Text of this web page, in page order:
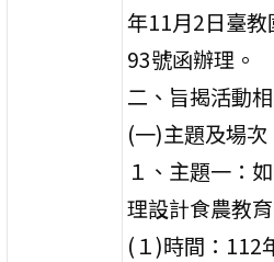
年11月2日臺
93號函辦理。
二、旨揭活動
(一)主題及場次
１、主題一：
理設計食農教
(１)時間：112